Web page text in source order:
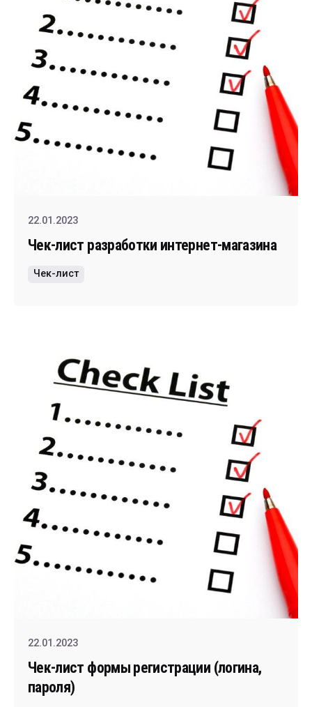
22.01.2023
Чек-лист разработки интернет-магазина
Чек-лист
22.01.2023
Чек-лист формы регистрации (логина,
пароля)